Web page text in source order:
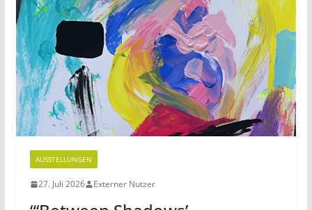
AUSSTELLUNGEN
27. Juli 2026 Externer Nutzer